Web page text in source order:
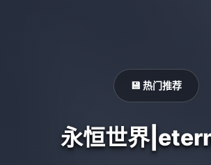
💾 热门推荐
永恒世界